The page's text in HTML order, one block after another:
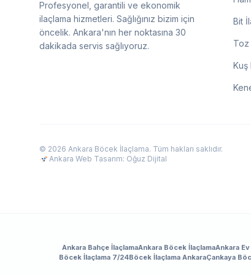
Profesyonel, garantili ve ekonomik
ilaçlama hizmetleri. Sağlığınız bizim için
öncelik. Ankara'nın her noktasına 30
dakikada servis sağlıyoruz.
Bit
Toz
Kuş
© 2026 Ankara Böcek İlaçlama. Tüm hakları saklıdır.
Ankara Web Tasarım: Oğuz Dijital
Ankara Bahçe İlaçlamaAnkara Böcek İlaçlamaAnkara
Böcek İlaçlama 7/24Böcek İlaçlama AnkaraÇankaya